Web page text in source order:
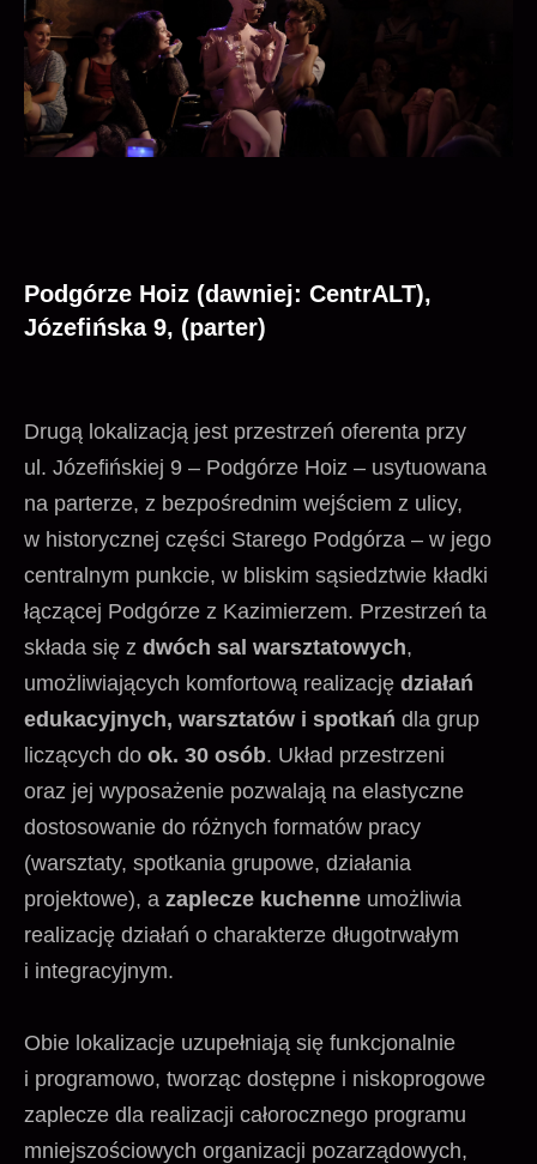
Podgórze Hoiz (dawniej: CentrALT),
Józefińska 9, (parter)
Drugą lokalizacją jest przestrzeń oferenta przy
ul. Józefińskiej 9 – Podgórze Hoiz – usytuowana
na parterze, z bezpośrednim wejściem z ulicy,
w historycznej części Starego Podgórza – w jego
centralnym punkcie, w bliskim sąsiedztwie kładki
łączącej Podgórze z Kazimierzem. Przestrzeń ta
składa się z dwóch sal warsztatowych,
umożliwiających komfortową realizację działań
edukacyjnych, warsztatów i spotkań dla grup
liczących do ok. 30 osób. Układ przestrzeni
oraz jej wyposażenie pozwalają na elastyczne
dostosowanie do różnych formatów pracy
(warsztaty, spotkania grupowe, działania
projektowe), a zaplecze kuchenne umożliwia
realizację działań o charakterze długotrwałym
i integracyjnym.
Obie lokalizacje uzupełniają się funkcjonalnie
i programowo, tworząc dostępne i niskoprogowe
zaplecze dla realizacji całorocznego programu
mniejszościowych organizacji pozarządowych,